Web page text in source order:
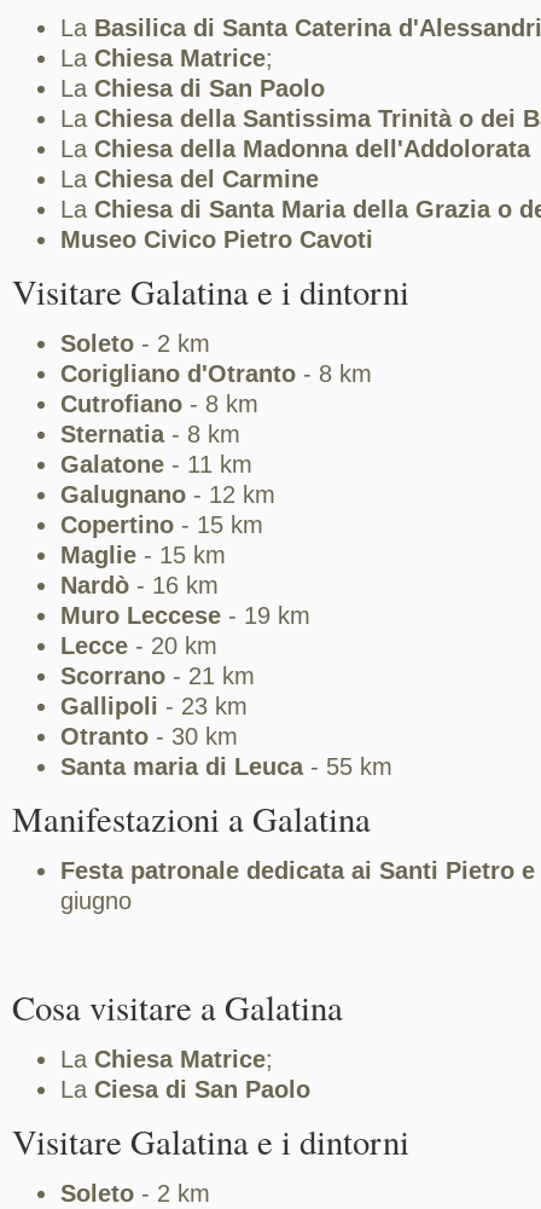
La Basilica di Santa Caterina
La Chiesa Matrice;
La Chiesa di San Paolo
La Chiesa della Santissima Trinità o dei
La Chiesa della Madonna dell'Addolorata
La Chiesa del Carmine
La Chiesa di Santa Maria della Grazia o
Museo Civico Pietro Cavoti
Visitare Galatina e i dintorni
Soleto - 2 km
Corigliano d'Otranto - 8 km
Cutrofiano - 8 km
Sternatia- 8 km
Galatone - 11 km
Galugnano - 12 km
Copertino - 15 km
Maglie - 15 km
Nardò - 16 km
Muro Leccese - 19 km
Lecce - 20 km
Scorrano - 21 km
Gallipoli - 23 km
Otranto - 30 km
Santa maria di Leuca- 55 km
Manifestazioni a Galatina
Festa patronale dedicata ai Santi Pietro e
giugno
Cosa visitare a Galatina
La Chiesa Matrice;
La Ciesa di San Paolo
Visitare Galatina e i dintorni
Soleto - 2 km